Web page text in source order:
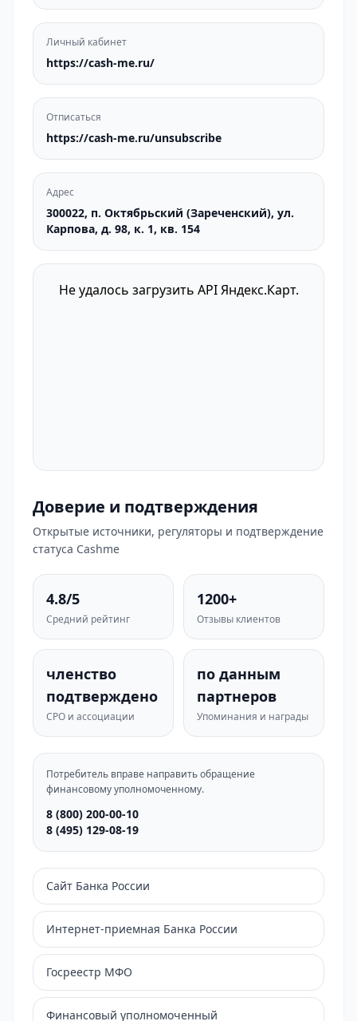
Личный кабинет
https://cash-me.ru/
Отписаться
https://cash-me.ru/unsubscribe
Адрес
300022, п. Октябрьский (Зареченский), ул.
Карпова, д. 98, к. 1, кв. 154
Не удалось загрузить API Яндекс.Карт.
Доверие и подтверждения
Открытые источники, регуляторы и подтверждение
статуса Cashme
4.8/5
Средний рейтинг
1200+
Отзывы клиентов
членство
подтверждено
СРО и ассоциации
по данным
партнеров
Упоминания и награды
Потребитель вправе направить обращение
финансовому уполномоченному.
8 (800) 200-00-10
8 (495) 129-08-19
Сайт Банка России
Интернет-приемная Банка России
Госреестр МФО
Финансовый уполномоченный